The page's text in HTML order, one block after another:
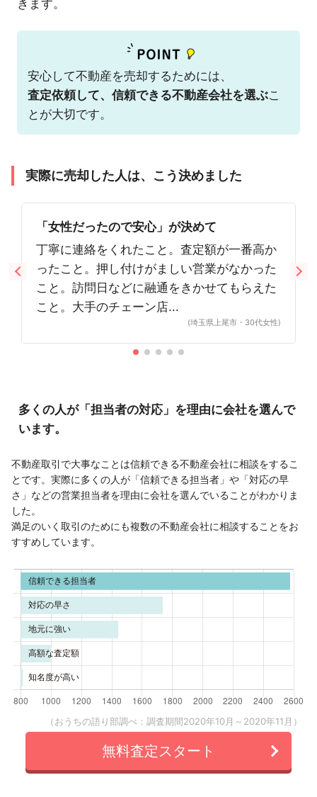
きます。
安心して不動産を売却するためには、
査定依頼して、信頼できる不動産会社を選ぶこ
とが大切です。
実際に売却した人は、こう決めました
「女性だったので安心」が決めて
丁寧に連絡をくれたこと。査定額が一番高か
ったこと。押し付けがましい営業がなかった
こと。訪問日などに融通をきかせてもらえた
こと。大手のチェーン店...
(埼玉県上尾市・30代女性)
多くの人が「担当者の対応」を理由に会社を選んで
います。
不動産取引で大事なことは信頼できる不動産会社に相談をするこ
とです。実際に多くの人が「信頼できる担当者」や「対応の早
さ」などの営業担当者を理由に会社を選んでいることがわかりま
した。
満足のいく取引のためにも複数の不動産会社に相談することをお
すすめしています。
（おうちの語り部調べ：調査期間2020年10月～2020年11月）
無料査定スタート